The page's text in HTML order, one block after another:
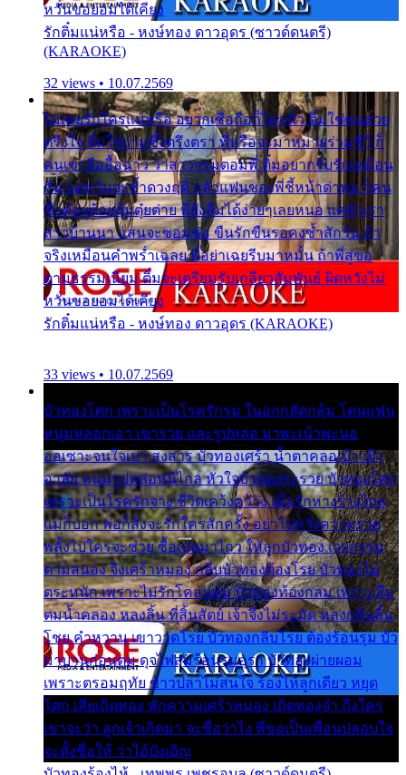
หวั่นขอยอมได้เคียง
รักติ๋มแน่หรือ - หงษ์ทอง ดาวอุดร (ซาวด์ดนตรี)
(KARAOKE)
32 views • 10.07.2569
ไม่เคยรักใครแน่หรือ อยากเชื่อถือก็ไม่กล้า ติ๋มใช่คนสวย
ตรึงใจ ติ๋มใช่งามซึ้งตรึงตรา พี่หรือจะมาหมายร่วมชีวี ก็
คนเขาลืออื้อฉาว ว่าสาวๆรุมตอมพี่ ติ๋มอยากรับรักเหมือน
กัน แต่หวั่นจะช้ำดวงฤดี กลัวแฟนของพี่ชี้หน้าด่าทอ ก็คน
ชื่อต๋อยต้อยตุ้มตุ๋ยต่าย พี่ยังลืมได้ง่ายๆเลยหนอ แค่ตัวเรา
สาวบ้านนา แสนจะซอมซ่อ ขืนรักขืนรอคงช้ำสักวัน ถ้า
จริงเหมือนคำพร่ำเฉลย พี่อย่าเฉยรีบมาหมั้น ถ้าพี่สู่ขอ
ตามธรรมเนียม ติ๋มจะเตรียมรับเกลียวสัมพันธ์ ผิดหวังไม่
หวั่นขอยอมได้เคียง
รักติ๋มแน่หรือ - หงษ์ทอง ดาวอุดร (KARAOKE)
33 views • 10.07.2569
บัวทองโศก เพราะเป็นโรครักรุม ในอกกลัดกลุ้ม โดนแฟน
หนุ่มหลอกเอา เขารวย และรูปหล่อ มาพะเน้าพะนอ
ออเซาะจนใจเบา สงสาร บัวทองเศร้า น้ำตาคลอเบ้า เฝ้า
อาลัย หนุ่มรูปหล่อหนีไกล หัวใจบัวทองระรวย บัวทองโศก
เพราะเป็นโรครักจาง ชีวิตเคว้งคว้าง เมื่อรักห่างร้างไกล
แม่ก็บอก พ่อก็สั่งจะรักใครสักครั้ง อย่าไปหวังความรวย
พลั้งไปใครจะช่วย ซื้อเปลมาไกว ให้ลูกบัวทอง เวรกรรม
ตามสนอง จึงเศร้าหมอง กลีบบัวทองต้องโรย บัวทองไม่
ตระหนัก เพราะไม่รักโคลนตม บัวทองท้องกลม เพราะลืม
ตมน้ำคลอง หลงลิ้น ที่สิ้นสัตย์ เจ้าจึงไม่ระมัด หลงกลิ่นลิ้น
โชย คำหวาน เขาวาดโรย บัวทองกลีบโรย ต้องร้อนรุม บัว
มาบานก่อนตูม ดุจไฟสุมร้อนรุมอุรา บัวทองผ่ายผอม
เพราะตรอมฤทัย ข้าวปลาไม่สนใจ ร้องไห้ลูกเดียว หยุด
โศก เสียเถิดทอง พักความเศร้าหมอง เถิดทองจ๋า ถึงใคร
เขาจะว่า ลูกเจ้าเกิดมา จะชื่อว่าไง พี่ขอเป็นเพื่อนปลอบใจ
จะตั้งชื่อให้ ว่าไอ้บังเอิญ